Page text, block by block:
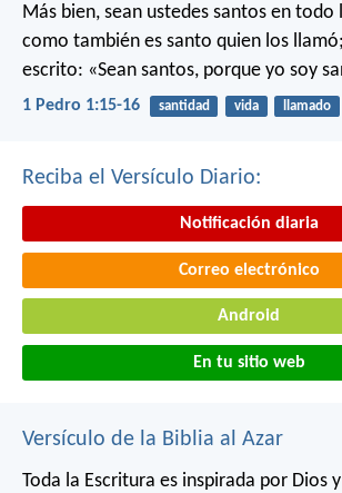
Más bien, sean ustedes santos en todo
como también es santo quien los
escrito: «Sean santos, porque yo soy
1 Pedro 1:15-16 santidad vida llamado
Reciba el Versículo Diario:
Notificación diaria
Correo electrónico
Android
En tu sitio web
Versículo de la Biblia al Azar
Toda la Escritura es inspirada por Dios